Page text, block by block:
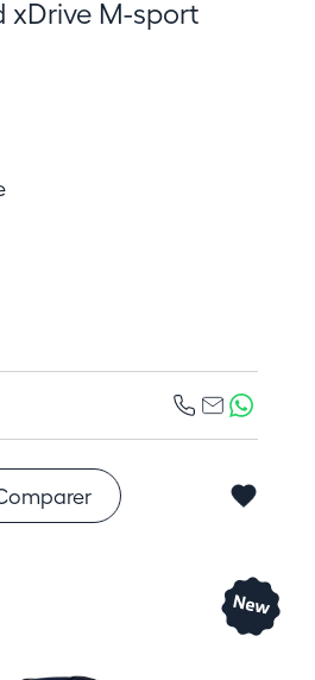
xDrive M-sport